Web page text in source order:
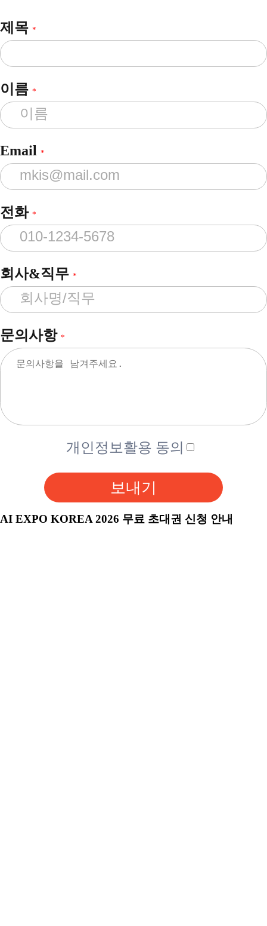
제목 *
이름 *
Email *
전화 *
회사&직무 *
문의사항 *
개인정보활용 동의
보내기
AI EXPO KOREA 2026 무료 초대권 신청 안내